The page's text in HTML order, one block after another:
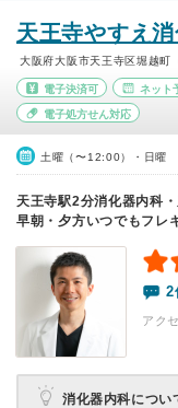
天王寺やすえ
大阪府大阪市天王寺区堀越町
電子決済可 ネット
電子処方せん対応
土曜（〜12:00）・日曜
天王寺駅2分消化器内科
早朝・夕方いつでもフレ
2
アク
消化器内科につい